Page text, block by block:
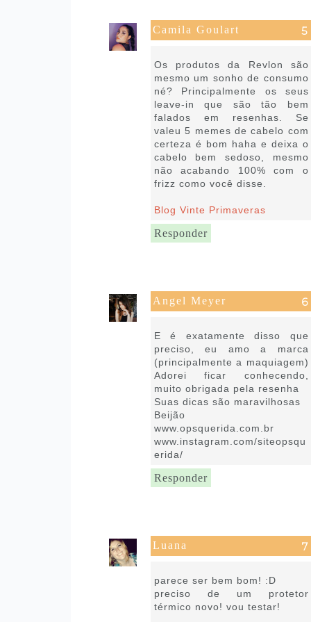
Camila Goulart
Os produtos da Revlon são
mesmo um sonho de consumo
né? Principalmente os seus
leave-in que são tão bem
falados em resenhas. Se
valeu 5 memes de cabelo com
certeza é bom haha e deixa o
cabelo bem sedoso, mesmo
não acabando 100% com o
frizz como você disse.
Blog Vinte Primaveras
Responder
Angel Meyer
E é exatamente disso que
preciso, eu amo a marca
(principalmente a maquiagem)
Adorei ficar conhecendo,
muito obrigada pela resenha
Suas dicas são maravilhosas
Beijão
www.opsquerida.com.br
www.instagram.com/siteopsqu
erida/
Responder
Luana
parece ser bem bom! :D
preciso de um protetor
térmico novo! vou testar!